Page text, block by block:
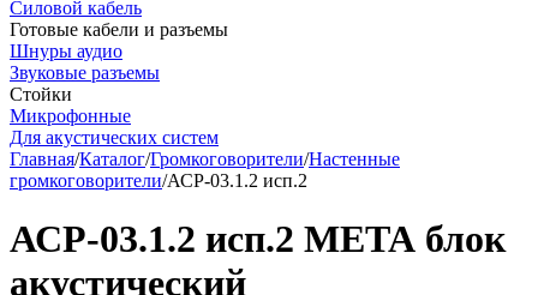
Силовой кабель
Готовые кабели и разъемы
Шнуры аудио
Звуковые разъемы
Стойки
Микрофонные
Для акустических систем
Главная/Каталог/Громкоговорители/Настенные
громкоговорители/АСР-03.1.2 исп.2
АСР-03.1.2 исп.2 МЕТА блок
акустический